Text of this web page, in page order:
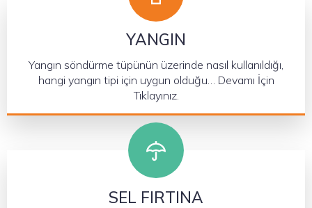
YANGIN
Yangın söndürme tüpünün üzerinde nasıl kullanıldığı,
hangi yangın tipi için uygun olduğu… Devamı İçin
Tıklayınız.
SEL FIRTINA